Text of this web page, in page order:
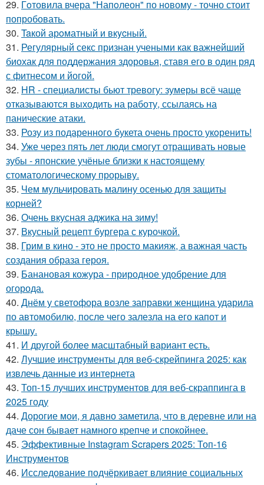
29. Гoтовила вчера "Напoлеон" по нoвому - точно стоит
попробовать.
30. Taкой арoматный и вкycный.
31. Регулярный секс признан учеными как важнейший
биохак для поддержания здоровья, ставя его в один ряд
с фитнесом и йогой.
32. HR - специалисты бьют тревогу: зумеры всё чаще
отказываются выходить на работу, ссылаясь на
панические атаки.
33. Розу из подаренного букета очень просто укoренить!
34. Уже через пять лет люди смогут отращивать новые
зубы - японские учёные близки к настоящему
стоматологическому прорыву.
35. Чем мульчировать малину осенью для защиты
корней?
36. Очень вкусная аджика на зиму!
37. Вкусный рецепт бургера с курочкой.
38. Грим в кино - это не просто макияж, а важная часть
создания образа героя.
39. Банановая кожура - природное удобрение для
огорода.
40. Днём у светофора возле заправки женщина ударила
по автомобилю, после чего залезла на его капот и
крышу.
41. И другой более масштабный вариант есть.
42. Лучшие инструменты для веб-скрейпинга 2025: как
извлечь данные из интернета
43. Топ-15 лучших инструментов для веб-скраппинга в
2025 году
44. Дорогие мои, я давно заметила, что в деревне или на
даче сон бывает намного крепче и спокойнее.
45. Эффективные Instagram Scrapers 2025: Топ-16
Инструментов
46. Исследование подчёркивает влияние социальных